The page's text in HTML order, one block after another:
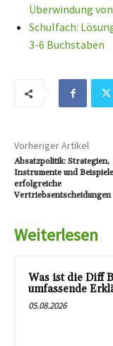
Überwindung
Schulfach:
3-6 Buchstaben
Vorheriger Artikel
Absatzpolitik: Strategien,
Instrumente und
erfolgreiche
Vertriebsentscheidungen
Weiterlesen
Was ist die Diff
umfassende
05.08.2026